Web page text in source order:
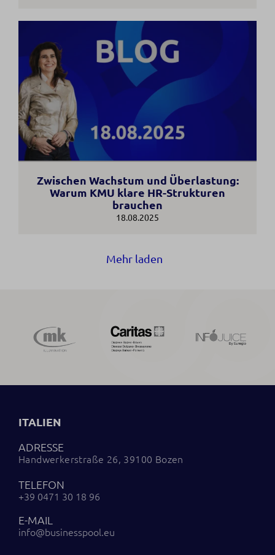
Zwischen Wachstum und Überlastung:
Warum KMU klare HR-Strukturen
brauchen
18.08.2025
Mehr laden
ITALIEN
ADRESSE
Handwerkerstraße 26, 39100 Bozen
TELEFON
+39 0471 30 18 96
E-MAIL
info@businesspool.eu